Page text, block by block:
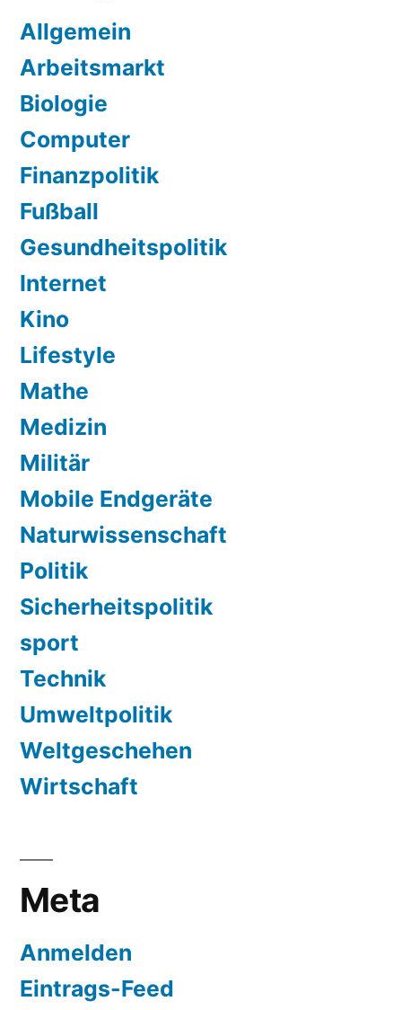
Allgemein
Arbeitsmarkt
Biologie
Computer
Finanzpolitik
Fußball
Gesundheitspolitik
Internet
Kino
Lifestyle
Mathe
Medizin
Militär
Mobile Endgeräte
Naturwissenschaft
Politik
Sicherheitspolitik
sport
Technik
Umweltpolitik
Weltgeschehen
Wirtschaft
Meta
Anmelden
Eintrags-Feed